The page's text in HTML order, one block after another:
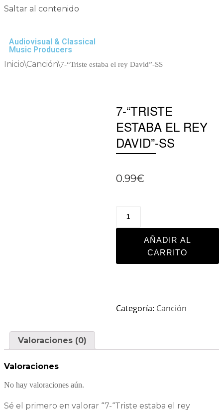
Saltar al contenido
Audiovisual & Classical
Music Producers
Inicio\Canción\7-“Triste estaba el rey David”-SS
7-“TRISTE
ESTABA EL REY
DAVID”-SS
0.99€
AÑADIR AL
CARRITO
Categoría: Canción
Valoraciones (0)
Valoraciones
No hay valoraciones aún.
Sé el primero en valorar “7-“Triste estaba el rey